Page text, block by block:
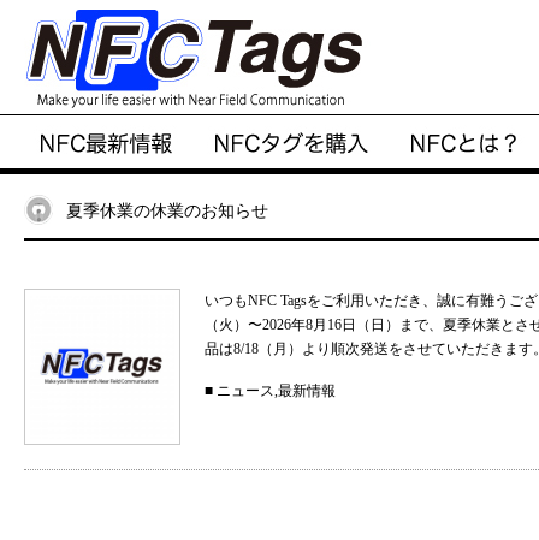
夏季休業の休業のお知らせ
いつもNFC Tagsをご利用いただき、誠に有難う
（火）〜2026年8月16日（日）まで、夏季休業と
品は8/18（月）より順次発送をさせていただきま
■ ニュース,最新情報